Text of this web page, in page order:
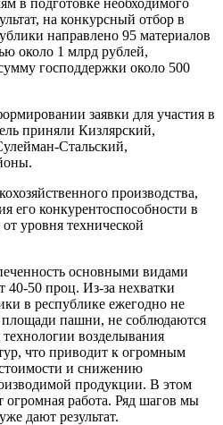
на конкурсный отбор в
направлено 95 материалов
около 1 млрд рублей,
господдержки около 500
заявки для участия в
приняли Кизлярский,
Стальский,
производства,
его конкурентоспособности в
уровня технической
основными видами
40-50 проц. Из-за нехватки
в республике ежегодно не
площади пашни, не соблюдаются
возделывания
что приводит к огромным
и снижению
продукции. В этом
огромная работа. Ряд шагов мы
дают результат.